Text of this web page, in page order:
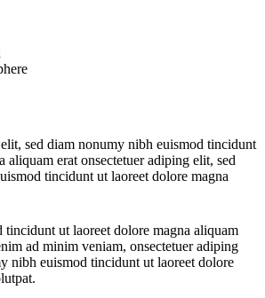
sed diam nonumy nibh euismod tincidunt
aliquam erat onsectetuer adiping elit, sed
tincidunt ut laoreet dolore magna
tincidunt ut laoreet dolore magna aliquam
ad minim veniam, onsectetuer adiping
nibh euismod tincidunt ut laoreet dolore